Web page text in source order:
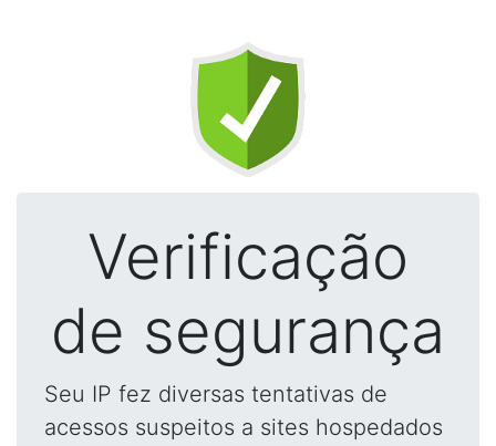
Verificação
de segurança
Seu IP fez diversas tentativas de
acessos suspeitos a sites hospedados